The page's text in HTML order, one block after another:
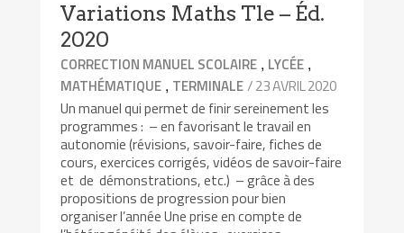
Variations Maths Tle – Éd.
2020
CORRECTION MANUEL SCOLAIRE , LYCÉE ,
MATHÉMATIQUE , TERMINALE/ 23 AVRIL 2020
Un manuel qui permet de finir sereinement les
programmes : – en favorisant le travail en
autonomie (révisions, savoir-faire, fiches de
cours, exercices corrigés, vidéos de savoir-faire
et de démonstrations, etc.) – grâce à des
propositions de progression pour bien
organiser l’année Une prise en compte de